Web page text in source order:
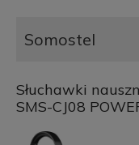
Somostel
Słuchawki
SMS-CJ08